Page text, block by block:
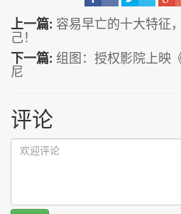
上一篇: 容易早亡的十大特征
己！
下一篇: 组图：授权影院上映
尼
评论